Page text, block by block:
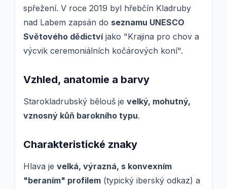
spřežení. V roce 2019 byl hřebčín Kladruby
nad Labem zapsán do seznamu UNESCO
Světového dědictvíjako "Krajina pro chov a
výcvik ceremoniálních kočárových koní".
Vzhled, anatomie a barvy
Starokladrubský bělouš je velký, mohutný,
vznosný kůň barokního typu.
Charakteristické znaky
Hlava je velká, výrazná, s konvexním
"beraním" profilem (typický iberský odkaz) a